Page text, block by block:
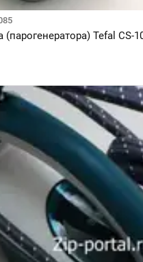
(парогенератора) Tefal CS-